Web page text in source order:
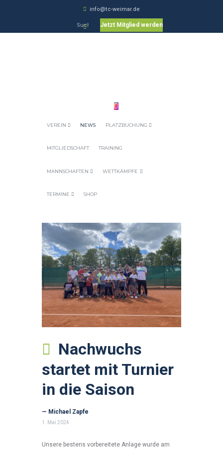
info@tc-weimar.de
Jetzt Mitglied werden
VEREIN NEWS PLATZBUCHUNG
MITGLIEDSCHAFT TRAINING
MANNSCHAFTEN WETTKÄMPFE
TERMINE SHOP
Nachwuchs
startet mit Turnier
in die Saison
— Michael Zapfe
1. Mai 2024
Unsere bestens vorbereitete Anlage wurde am